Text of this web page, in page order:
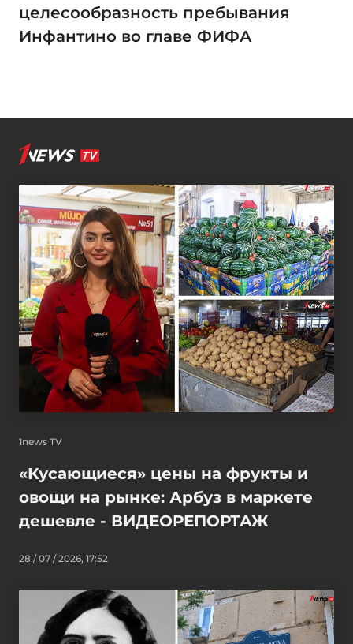
целесообразность пребывания
Инфантино во главе ФИФА
1news TV
«Кусающиеся» цены на фрукты и
овощи на рынке: Арбуз в маркете
дешевле - ВИДЕОРЕПОРТАЖ
28 / 07 / 2026, 17:52